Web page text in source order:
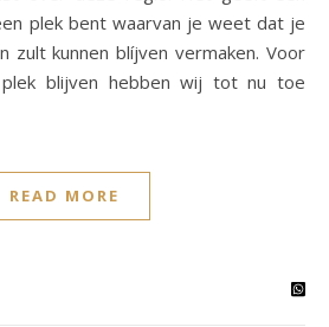
plek bent waarvan je weet dat je
zult kunnen blíjven vermaken. Voor
blijven hebben wij tot nu toe
READ MORE